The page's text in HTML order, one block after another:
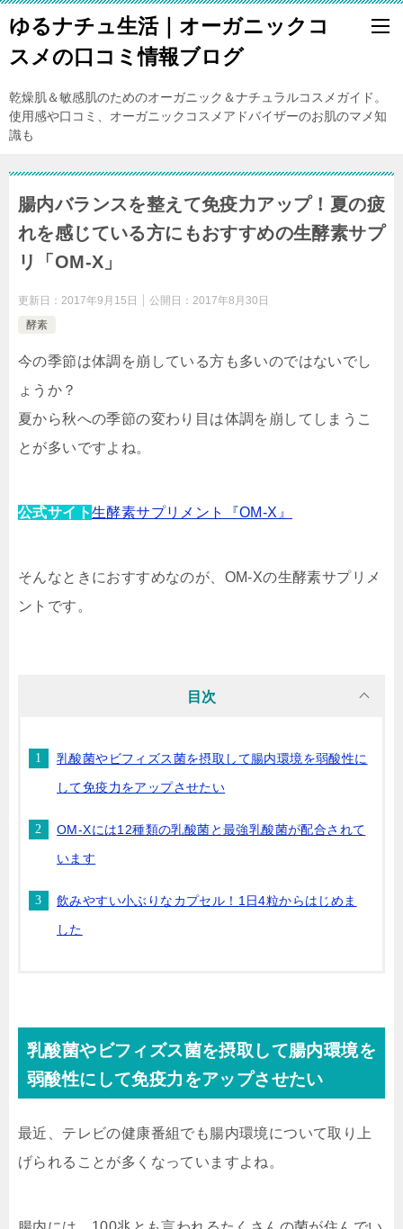
ゆるナチュ生活｜オーガニックコ
スメの口コミ情報ブログ
乾燥肌＆敏感肌のためのオーガニック＆ナチュラルコスメガイド。
使用感や口コミ、オーガニックコスメアドバイザーのお肌のマメ知
識も
腸内バランスを整えて免疫力アップ！夏の疲
れを感じている方にもおすすめの生酵素サプ
リ「OM-X」
更新日： 2017年9月15日 公開日： 2017年8月30日
酵素
今の季節は体調を崩している方も多いのではないでし
ょうか？
夏から秋への季節の変わり目は体調を崩してしまうこ
とが多いですよね。
公式サイト生酵素サプリメント『OM-X』
そんなときにおすすめなのが、OM-Xの生酵素サプリメ
ントです。
目次
乳酸菌やビフィズス菌を摂取して腸内環境を弱酸性に
して免疫力をアップさせたい
OM-Xには12種類の乳酸菌と最強乳酸菌が配合されて
います
飲みやすい小ぶりなカプセル！1日4粒からはじめま
した
乳酸菌やビフィズス菌を摂取して腸内環境を
弱酸性にして免疫力をアップさせたい
最近、テレビの健康番組でも腸内環境について取り上
げられることが多くなっていますよね。